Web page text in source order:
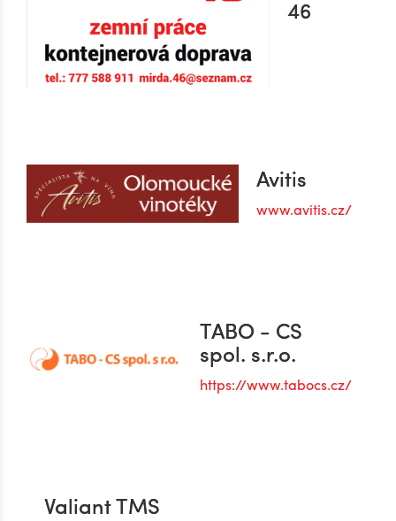
46
Avitis
www.avitis.cz/
TABO - CS
spol. s.r.o.
https://www.tabocs.cz/
Valiant TMS